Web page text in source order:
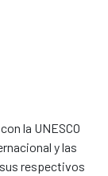
la UNESCO
y las
respectivos